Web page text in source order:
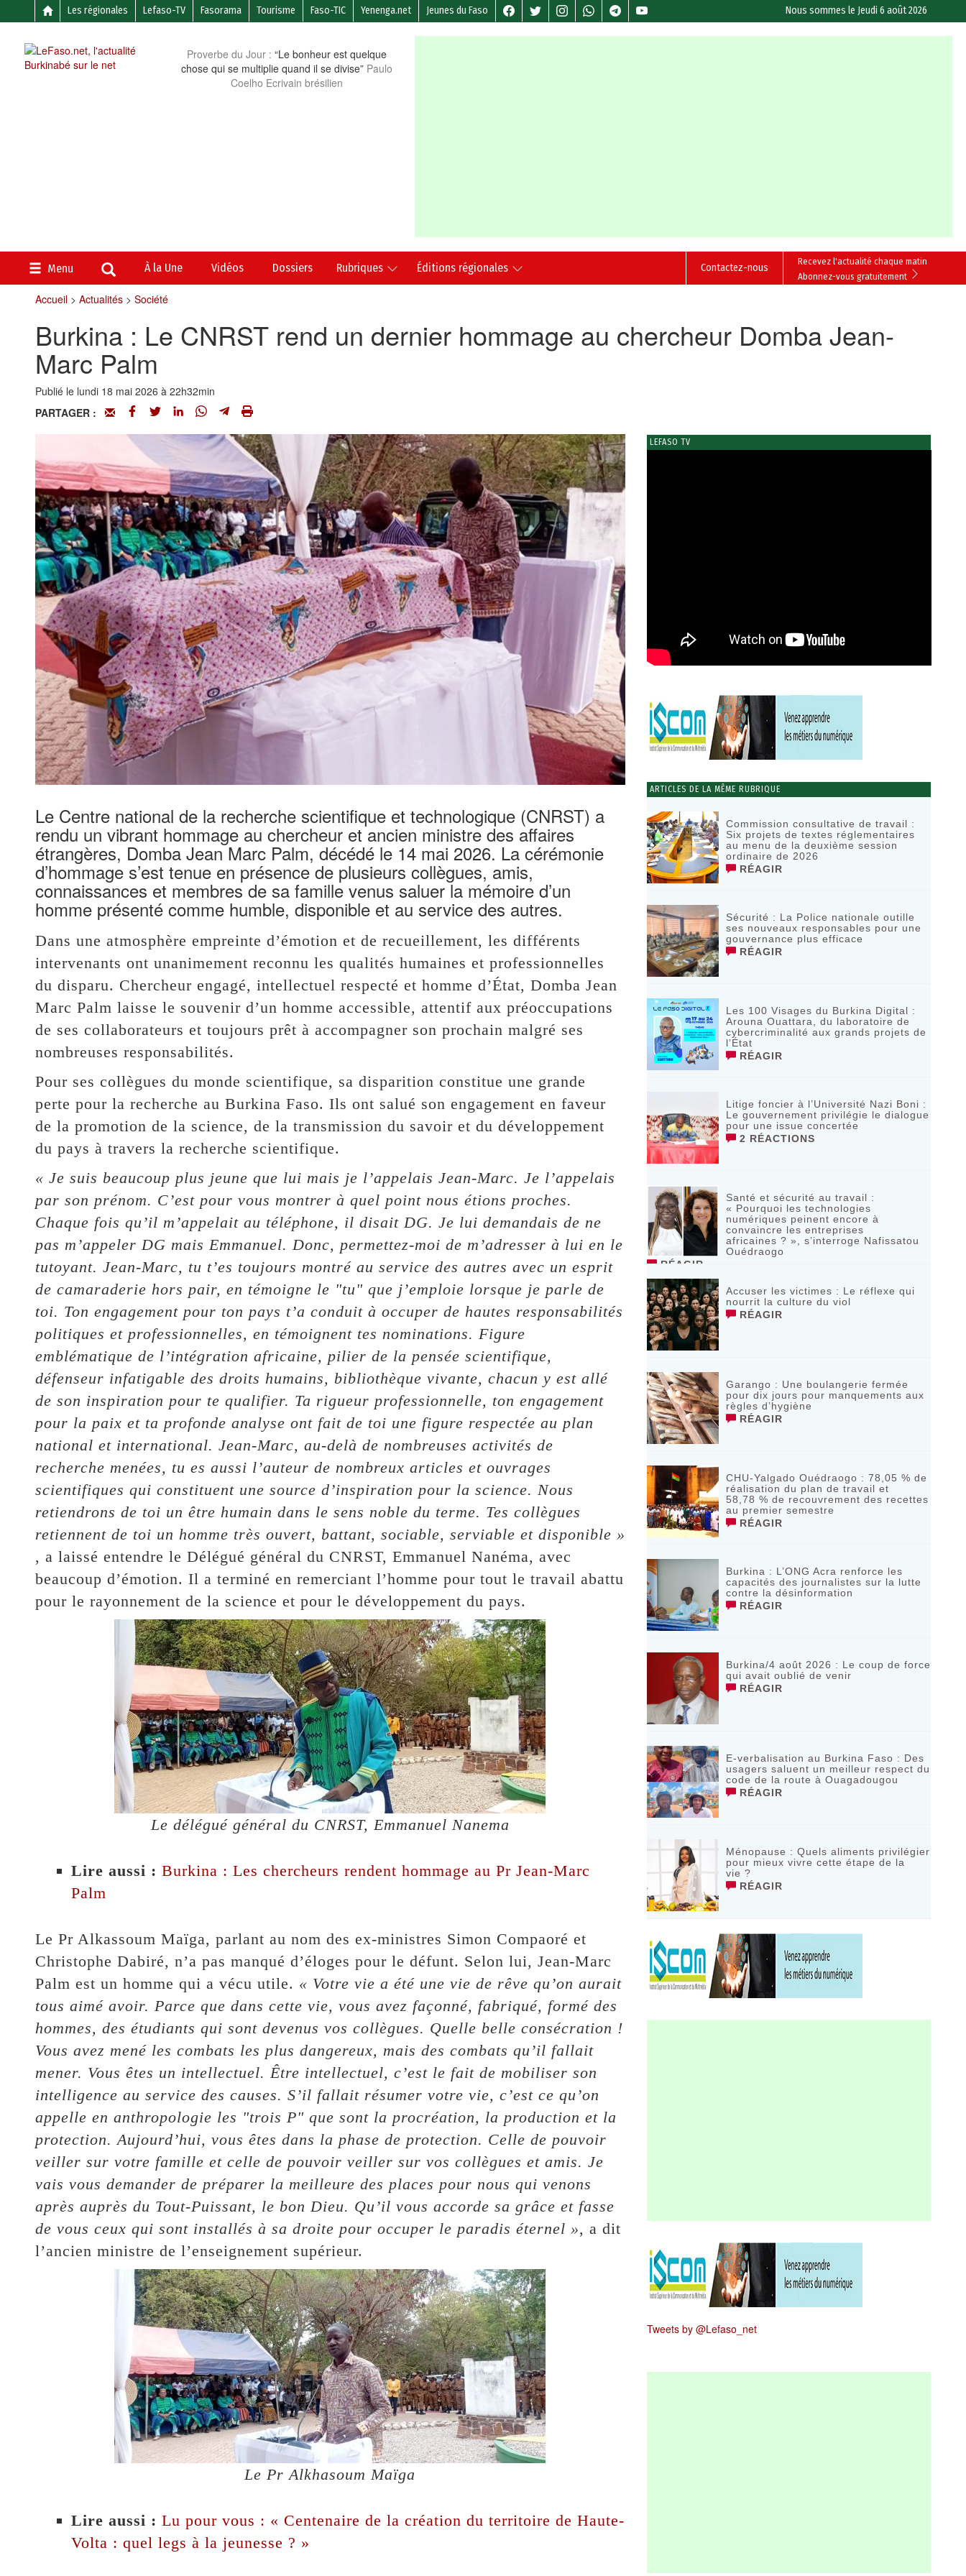
Les régionales Lefaso-TV Fasorama Tourisme Faso-TIC Yenenga.net Jeunes du Faso Nous sommes le Jeudi 6 août 2026
Proverbe du Jour : “Le bonheur est quelque
chose qui se multiplie quand il se divise” Paulo
Coelho Ecrivain brésilien
Menu À la Une Vidéos Dossiers Rubriques Éditions régionales
Recevez l'actualité chaque matin
Abonnez-vous gratuitement
Contactez-nous
Accueil> Actualités> Société
Burkina : Le CNRST rend un dernier hommage au chercheur Domba Jean-
Marc Palm
Publié le lundi 18 mai 2026 à 22h32min
PARTAGER :
Le Centre national de la recherche scientifique et technologique (CNRST) a
rendu un vibrant hommage au chercheur et ancien ministre des affaires
étrangères, Domba Jean Marc Palm, décédé le 14 mai 2026. La cérémonie
d’hommage s’est tenue en présence de plusieurs collègues, amis,
connaissances et membres de sa famille venus saluer la mémoire d’un
homme présenté comme humble, disponible et au service des autres.
Dans une atmosphère empreinte d’émotion et de recueillement, les différents
intervenants ont unanimement reconnu les qualités humaines et professionnelles
du disparu. Chercheur engagé, intellectuel respecté et homme d’État, Domba Jean
Marc Palm laisse le souvenir d’un homme accessible, attentif aux préoccupations
de ses collaborateurs et toujours prêt à accompagner son prochain malgré ses
nombreuses responsabilités.
Pour ses collègues du monde scientifique, sa disparition constitue une grande
perte pour la recherche au Burkina Faso. Ils ont salué son engagement en faveur
de la promotion de la science, de la transmission du savoir et du développement
du pays à travers la recherche scientifique.
« Je suis beaucoup plus jeune que lui mais je l’appelais Jean-Marc. Je l’appelais
par son prénom. C’est pour vous montrer à quel point nous étions proches.
Chaque fois qu’il m’appelait au téléphone, il disait DG. Je lui demandais de ne
pas m’appeler DG mais Emmanuel. Donc, permettez-moi de m’adresser à lui en le
tutoyant. Jean-Marc, tu t’es toujours montré au service des autres avec un esprit
de camaraderie hors pair, en témoigne le "tu" que j’emploie lorsque je parle de
toi. Ton engagement pour ton pays t’a conduit à occuper de hautes responsabilités
politiques et professionnelles, en témoignent tes nominations. Figure
emblématique de l’intégration africaine, pilier de la pensée scientifique,
défenseur infatigable des droits humains, bibliothèque vivante, chacun y est allé
de son inspiration pour te qualifier. Ta rigueur professionnelle, ton engagement
pour la paix et ta profonde analyse ont fait de toi une figure respectée au plan
national et international. Jean-Marc, au-delà de nombreuses activités de
recherche menées, tu es aussi l’auteur de nombreux articles et ouvrages
scientifiques qui constituent une source d’inspiration pour la science. Nous
retiendrons de toi un être humain dans le sens noble du terme. Tes collègues
retiennent de toi un homme très ouvert, battant, sociable, serviable et disponible »
, a laissé entendre le Délégué général du CNRST, Emmanuel Nanéma, avec
beaucoup d’émotion. Il a terminé en remerciant l’homme pour tout le travail abattu
pour le rayonnement de la science et pour le développement du pays.
Le délégué général du CNRST, Emmanuel Nanema
Lire aussi : Burkina : Les chercheurs rendent hommage au Pr Jean-Marc
Palm
Le Pr Alkassoum Maïga, parlant au nom des ex-ministres Simon Compaoré et
Christophe Dabiré, n’a pas manqué d’éloges pour le défunt. Selon lui, Jean-Marc
Palm est un homme qui a vécu utile. « Votre vie a été une vie de rêve qu’on aurait
tous aimé avoir. Parce que dans cette vie, vous avez façonné, fabriqué, formé des
hommes, des étudiants qui sont devenus vos collègues. Quelle belle consécration !
Vous avez mené les combats les plus dangereux, mais des combats qu’il fallait
mener. Vous êtes un intellectuel. Être intellectuel, c’est le fait de mobiliser son
intelligence au service des causes. S’il fallait résumer votre vie, c’est ce qu’on
appelle en anthropologie les "trois P" que sont la procréation, la production et la
protection. Aujourd’hui, vous êtes dans la phase de protection. Celle de pouvoir
veiller sur votre famille et celle de pouvoir veiller sur vos collègues et amis. Je
vais vous demander de préparer la meilleure des places pour nous qui venons
après auprès du Tout-Puissant, le bon Dieu. Qu’il vous accorde sa grâce et fasse
de vous ceux qui sont installés à sa droite pour occuper le paradis éternel », a dit
l’ancien ministre de l’enseignement supérieur.
Le Pr Alkhasoum Maïga
Lire aussi : Lu pour vous : « Centenaire de la création du territoire de Haute-
Volta : quel legs à la jeunesse ? »
LEFASO TV
ARTICLES DE LA MÊME RUBRIQUE
Commission consultative de travail :
Six projets de textes réglementaires
au menu de la deuxième session
ordinaire de 2026
RÉAGIR
Sécurité : La Police nationale outille
ses nouveaux responsables pour une
gouvernance plus efficace
RÉAGIR
Les 100 Visages du Burkina Digital :
Arouna Ouattara, du laboratoire de
cybercriminalité aux grands projets de
l’État
RÉAGIR
Litige foncier à l’Université Nazi Boni :
Le gouvernement privilégie le dialogue
pour une issue concertée
2 RÉACTIONS
Santé et sécurité au travail :
« Pourquoi les technologies
numériques peinent encore à
convaincre les entreprises
africaines ? », s’interroge Nafissatou
Ouédraogo
RÉAGIR
Accuser les victimes : Le réflexe qui
nourrit la culture du viol
RÉAGIR
Garango : Une boulangerie fermée
pour dix jours pour manquements aux
règles d’hygiène
RÉAGIR
CHU-Yalgado Ouédraogo : 78,05 % de
réalisation du plan de travail et
58,78 % de recouvrement des recettes
au premier semestre
RÉAGIR
Burkina : L’ONG Acra renforce les
capacités des journalistes sur la lutte
contre la désinformation
RÉAGIR
Burkina/4 août 2026 : Le coup de force
qui avait oublié de venir
RÉAGIR
E-verbalisation au Burkina Faso : Des
usagers saluent un meilleur respect du
code de la route à Ouagadougou
RÉAGIR
Ménopause : Quels aliments privilégier
pour mieux vivre cette étape de la
vie ?
RÉAGIR
Tweets by @Lefaso_net